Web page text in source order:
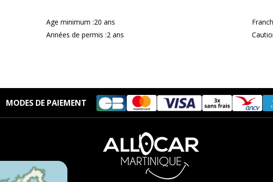
Age minimum :20 ans
Années de permis :2 ans
MODES DE PAIEMENT